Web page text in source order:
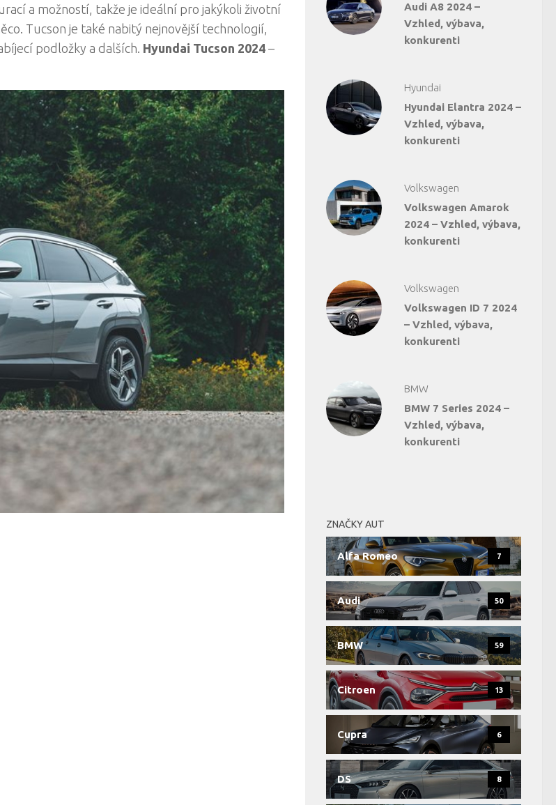
a možností, takže je ideální pro jakýkoli životní
Tucson je také nabitý nejnovější technologií,
podložky a dalších. Hyundai Tucson 2024 –
Audi A8 2024 –
Vzhled, výbava,
konkurenti
Hyundai
Hyundai Elantra 2024 –
Vzhled, výbava,
konkurenti
Volkswagen
Volkswagen Amarok
2024 – Vzhled, výbava,
konkurenti
Volkswagen
Volkswagen ID 7 2024
– Vzhled, výbava,
konkurenti
BMW
BMW 7 Series 2024 –
Vzhled, výbava,
konkurenti
ZNAČKY AUT
Alfa Romeo 7
Audi 50
BMW 59
Citroen 13
Cupra 6
DS 8